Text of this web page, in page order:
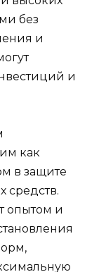
без
и
и
как
в защите
средств.
опытом и